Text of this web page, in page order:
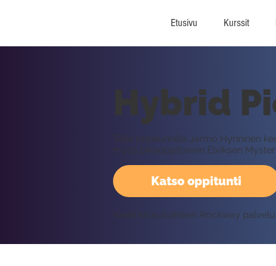
Etusivu Kurssit
Katso oppitunti
Hybrid
Tällä oppitunnilla Jarmo Hynninen
myös pikaoppitunnin Elviksen
Vaatii kirjautumisen Rockway